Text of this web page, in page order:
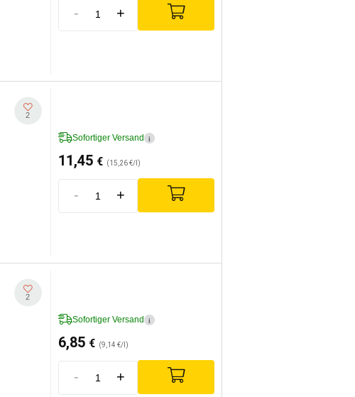
- +
2
Sofortiger Versand i
11,45 € (15,26 €/l)
- +
2
Sofortiger Versand i
6,85 € (9,14 €/l)
- +